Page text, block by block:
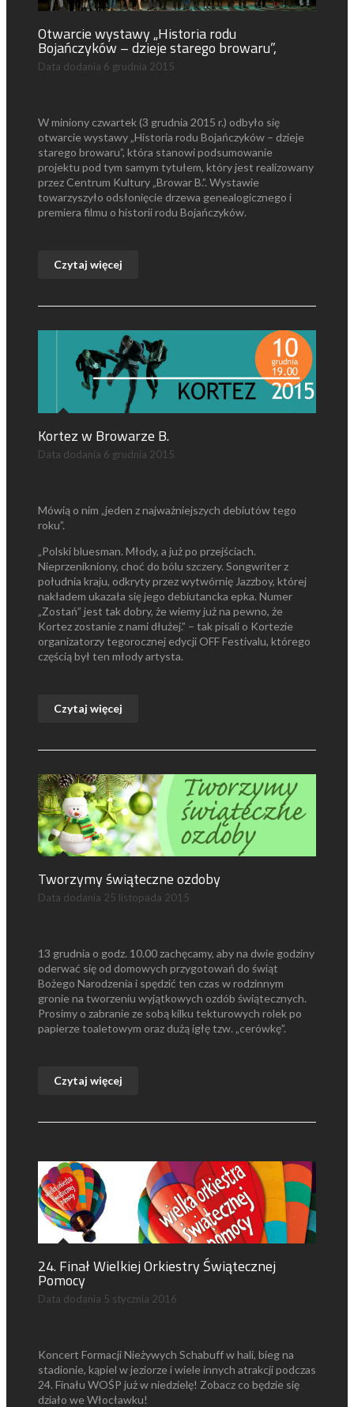
Otwarcie wystawy „Historia rodu
Bojańczyków – dzieje starego browaru”,
Data dodania 6 grudnia 2015
W miniony czwartek (3 grudnia 2015 r.) odbyło się
otwarcie wystawy „Historia rodu Bojańczyków – dzieje
starego browaru”, która stanowi podsumowanie
projektu pod tym samym tytułem, który jest realizowany
przez Centrum Kultury „Browar B.”. Wystawie
towarzyszyło odsłonięcie drzewa genealogicznego i
premiera filmu o historii rodu Bojańczyków.
Czytaj więcej
Kortez w Browarze B.
Data dodania 6 grudnia 2015
Mówią o nim „jeden z najważniejszych debiutów tego
roku”.
„Polski bluesman. Młody, a już po przejściach.
Nieprzenikniony, choć do bólu szczery. Songwriter z
południa kraju, odkryty przez wytwórnię Jazzboy, której
nakładem ukazała się jego debiutancka epka. Numer
„Zostań” jest tak dobry, że wiemy już na pewno, że
Kortez zostanie z nami dłużej.” – tak pisali o Kortezie
organizatorzy tegorocznej edycji OFF Festivalu, którego
częścią był ten młody artysta.
Czytaj więcej
Tworzymy świąteczne ozdoby
Data dodania 25 listopada 2015
13 grudnia o godz. 10.00 zachęcamy, aby na dwie godziny
oderwać się od domowych przygotowań do świąt
Bożego Narodzenia i spędzić ten czas w rodzinnym
gronie na tworzeniu wyjątkowych ozdób świątecznych.
Prosimy o zabranie ze sobą kilku tekturowych rolek po
papierze toaletowym oraz dużą igłę tzw. „cerówkę”.
Czytaj więcej
24. Finał Wielkiej Orkiestry Świątecznej
Pomocy
Data dodania 5 stycznia 2016
Koncert Formacji Nieżywych Schabuff w hali, bieg na
stadionie, kąpiel w jeziorze i wiele innych atrakcji podczas
24. Finału WOŚP już w niedzielę! Zobacz co będzie się
działo we Włocławku!